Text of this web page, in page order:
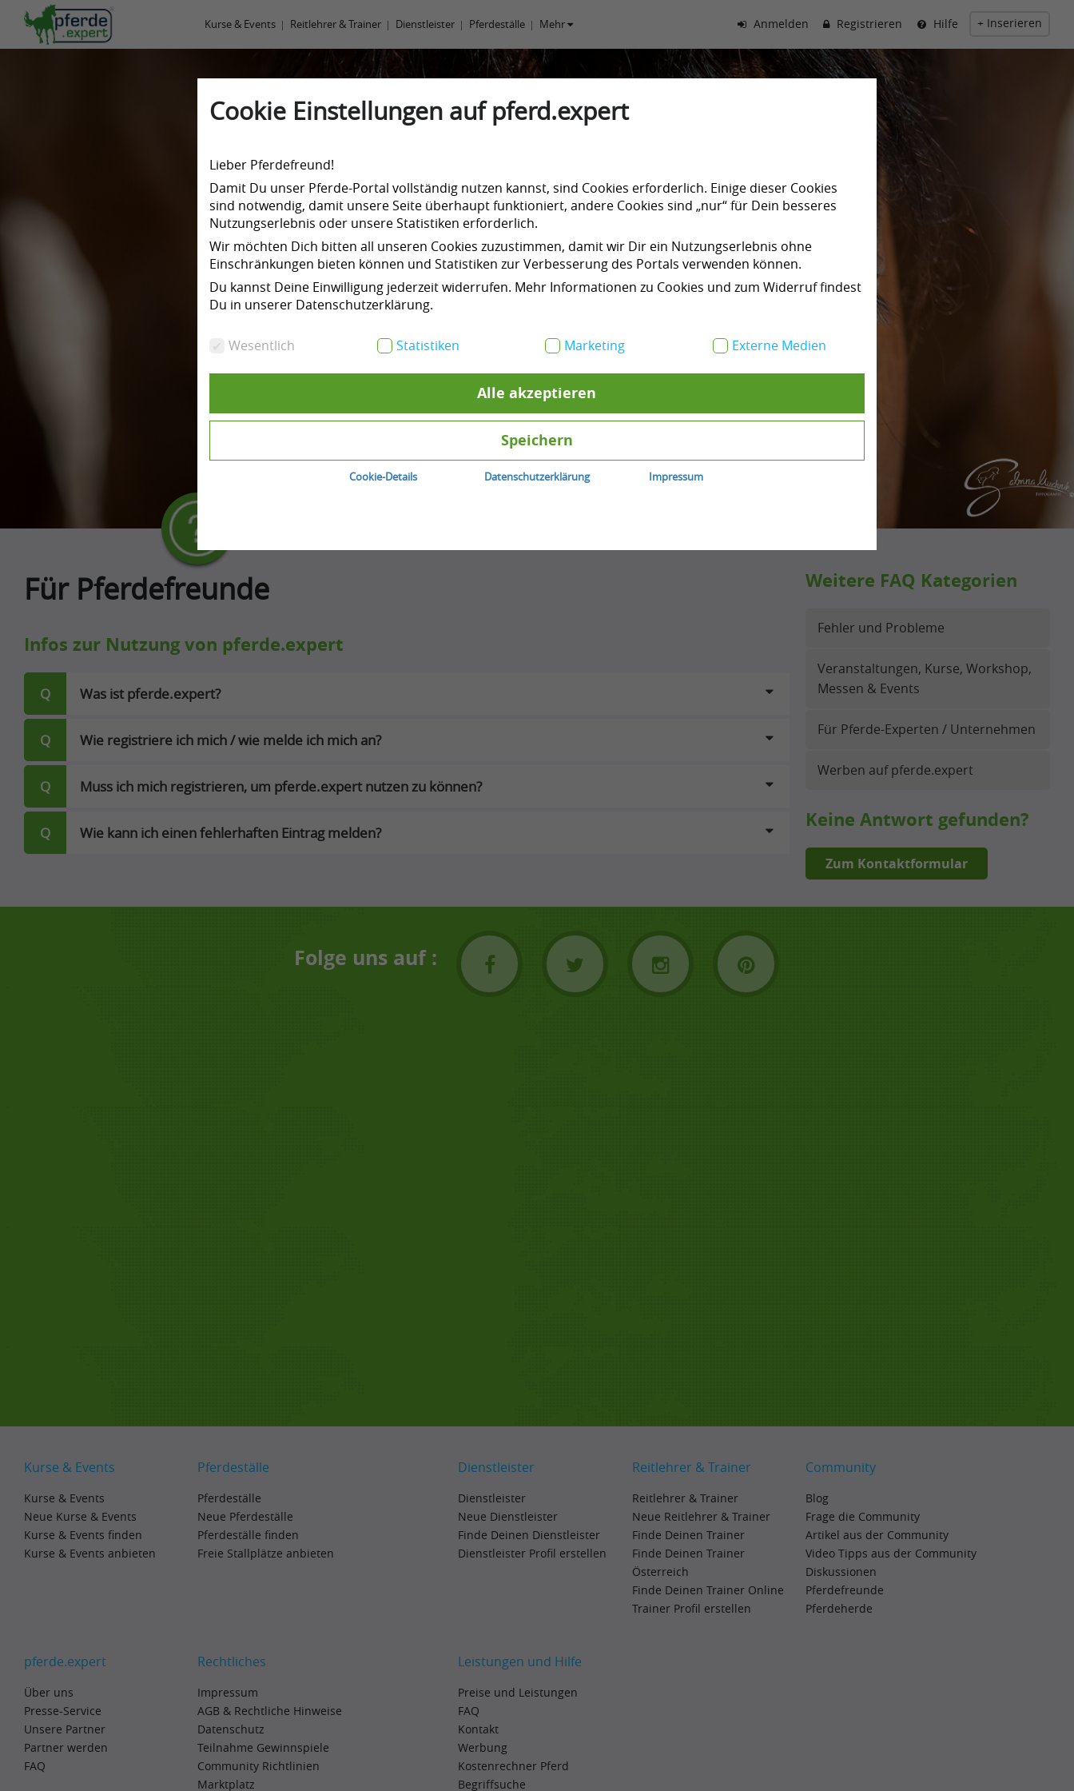
Cookie Einstellungen auf pferd.expert
Lieber Pferdefreund!
Damit Du unser Pferde-Portal vollständig nutzen kannst, sind Cookies erforderlich. Einige dieser Cookies
sind notwendig, damit unsere Seite überhaupt funktioniert, andere Cookies sind „nur“ für Dein besseres
Nutzungserlebnis oder unsere Statistiken erforderlich.
Wir möchten Dich bitten all unseren Cookies zuzustimmen, damit wir Dir ein Nutzungserlebnis ohne
Einschränkungen bieten können und Statistiken zur Verbesserung des Portals verwenden können.
Du kannst Deine Einwilligung jederzeit widerrufen. Mehr Informationen zu Cookies und zum Widerruf findest
Du in unserer Datenschutzerklärung.
Wesentlich Statistiken Marketing Externe Medien
Alle akzeptieren
Speichern
Cookie-Details Datenschutzerklärung Impressum
Kurse & Events Reitlehrer & Trainer Dienstleister Pferdeställe Mehr + Inserieren
Hilfe
Registrieren
Anmelden
Für Pferdefreunde
Infos zur Nutzung von pferde.expert
Q Was ist pferde.expert?
Q Wie registriere ich mich / wie melde ich mich an?
Q Muss ich mich registrieren, um pferde.expert nutzen zu können?
Q Wie kann ich einen fehlerhaften Eintrag melden?
Weitere FAQ Kategorien
Fehler und Probleme
Veranstaltungen, Kurse, Workshop,
Messen & Events
Für Pferde-Experten / Unternehmen
Werben auf pferde.expert
Keine Antwort gefunden?
Zum Kontaktformular
Folge uns auf :
Kurse & Events
Kurse & Events
Neue Kurse & Events
Kurse & Events finden
Kurse & Events anbieten
Pferdeställe
Pferdeställe
Neue Pferdeställe
Pferdeställe finden
Freie Stallplätze anbieten
Dienstleister
Dienstleister
Neue Dienstleister
Finde Deinen Dienstleister
Dienstleister Profil erstellen
Reitlehrer & Trainer
Reitlehrer & Trainer
Neue Reitlehrer & Trainer
Finde Deinen Trainer
Finde Deinen Trainer
Österreich
Finde Deinen Trainer Online
Trainer Profil erstellen
Community
Blog
Frage die Community
Artikel aus der Community
Video Tipps aus der Community
Diskussionen
Pferdefreunde
Pferdeherde
pferde.expert
Über uns
Presse-Service
Unsere Partner
Partner werden
FAQ
Rechtliches
Impressum
AGB & Rechtliche Hinweise
Datenschutz
Teilnahme Gewinnspiele
Community Richtlinien
Marktplatz
Leistungen und Hilfe
Preise und Leistungen
FAQ
Kontakt
Werbung
Kostenrechner Pferd
Begriffsuche